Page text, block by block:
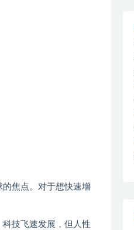
的焦点。对于想快速增
技飞速发展，但人性